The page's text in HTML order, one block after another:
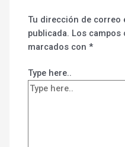
Tu dirección de correo
publicada. Los campos
marcados con*
Type here..